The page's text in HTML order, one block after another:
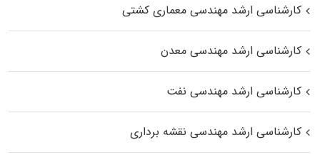
کارشناسی ارشد مهندسی معماری کشتی
کارشناسی ارشد مهندسی معدن
کارشناسی ارشد مهندسی نفت
کارشناسی ارشد مهندسی نقشه برداری